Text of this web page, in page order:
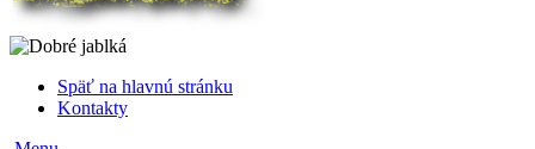
Späť na hlavnú stránku
Kontakty